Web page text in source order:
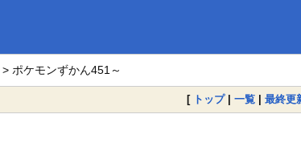
> ポケモンずかん451～
[ トップ| 一覧 | 最終更